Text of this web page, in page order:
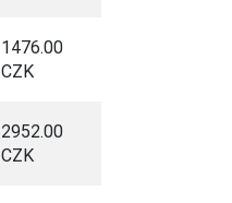
1476.00
CZK
2952.00
CZK